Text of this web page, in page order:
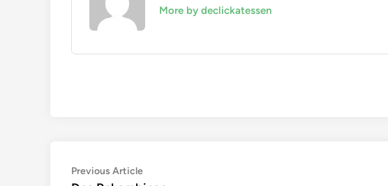
More by declickatessen
Navigasi
Previous ArticlePrevious